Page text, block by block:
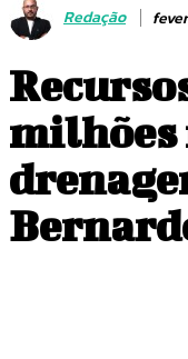
Redação
milhões